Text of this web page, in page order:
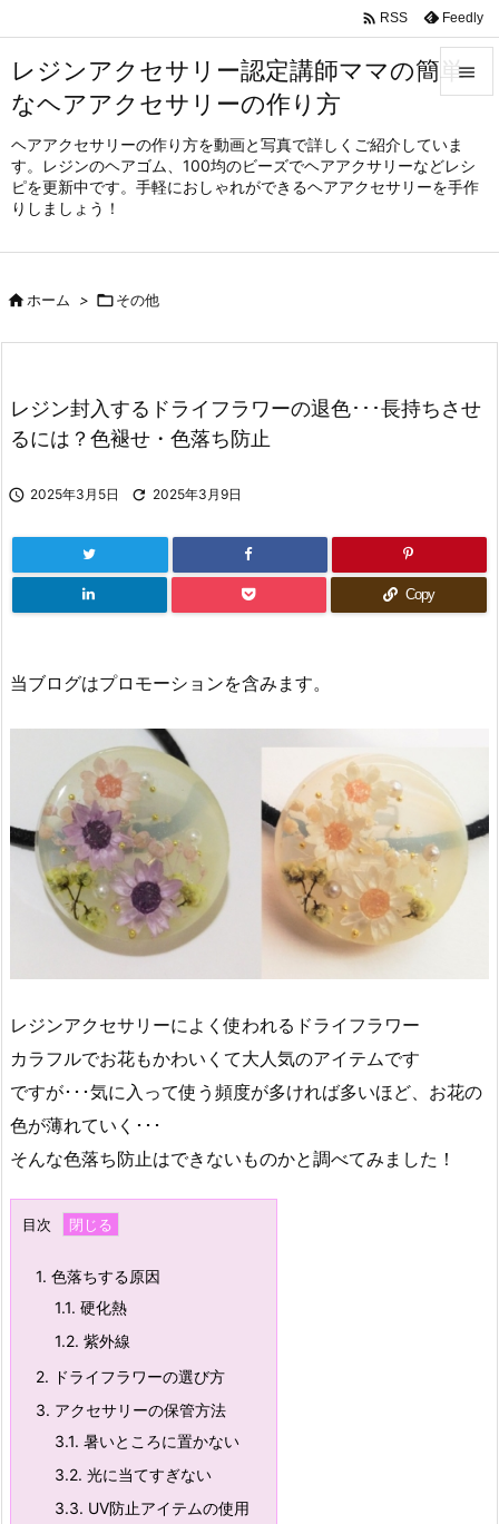
レジンアクセサリー認定講師ママの簡単
なヘアアクセサリーの作り方
ヘアアクセサリーの作り方を動画と写真で詳しくご紹介していま
す。レジンのヘアゴム、100均のビーズでヘアアクサリーなどレシ
ピを更新中です。手軽におしゃれができるヘアアクセサリーを手作
りしましょう！

メニュ

サイド
前へ

 RSS Feedly
ホーム > その他
レジン封入するドライフラワーの退色･･･長持ちさせ
るには？色褪せ・色落ち防止
 2025年3月5日  2025年3月9日
Copy
当ブログはプロモーションを含みます。
レジンアクセサリーによく使われるドライフラワー
カラフルでお花もかわいくて大人気のアイテムです
ですが･･･気に入って使う頻度が多ければ多いほど、お花の
色が薄れていく･･･
そんな色落ち防止はできないものかと調べてみました！
目次
1. 色落ちする原因
1.1. 硬化熱
1.2. 紫外線
2. ドライフラワーの選び方
3. アクセサリーの保管方法
3.1. 暑いところに置かない
3.2. 光に当てすぎない
3.3. UV防止アイテムの使用